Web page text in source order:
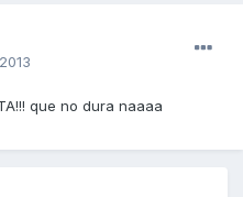
que no dura naaaa